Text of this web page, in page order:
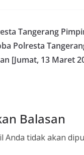
Tangerang
Polresta
[Jumat, 13 Maret
Balasan
Anda tidak akan